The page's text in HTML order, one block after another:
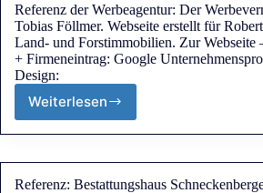
Referenz der Werbeagentur: Der
Tobias Föllmer. Webseite erstellt für
Land- und Forstimmobilien. Zur Webseite
+ Firmeneintrag: Google
Design:
Weiterlesen
Referenz: Bestattungshaus